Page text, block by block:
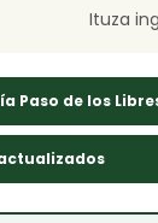
Ituza
Paso de los
actualizados